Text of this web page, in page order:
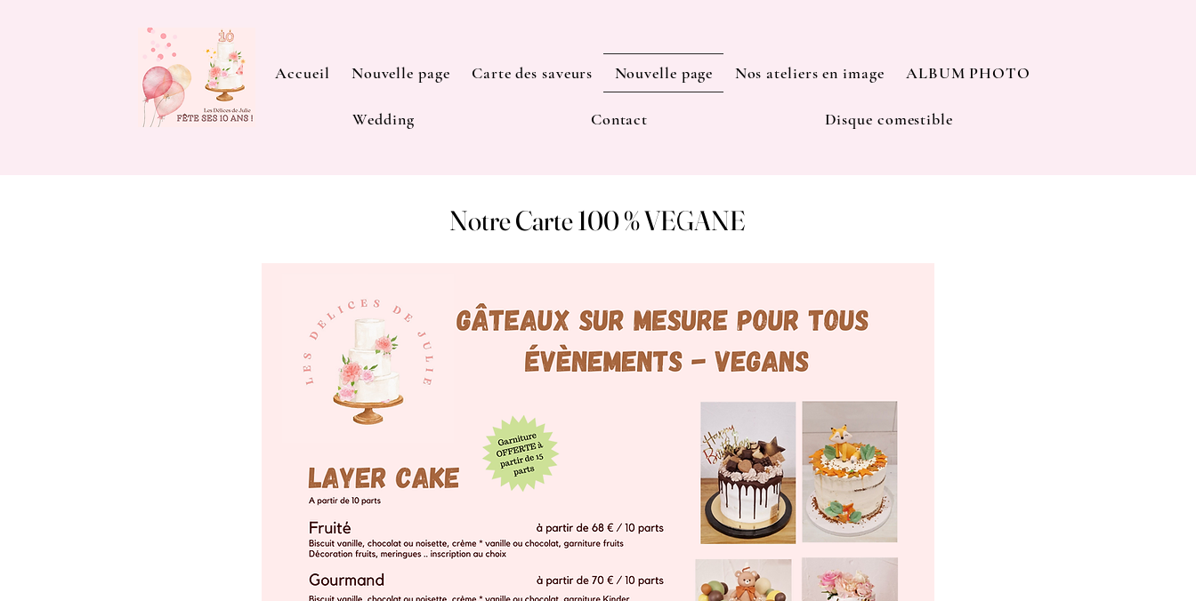
Accueil Nouvelle page Carte des saveurs Nouvelle page Nos ateliers en image ALBUM PHOTO
Wedding Contact Disque comestible
Notre Carte 100 % VEGANE
Notre Carte 100 % VEGANE